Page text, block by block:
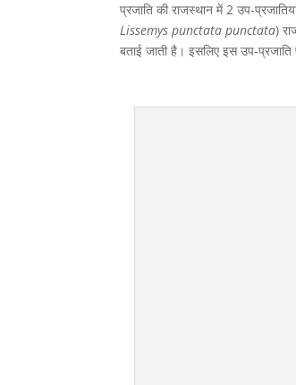
प्रजाति की राजस्थान में 2 उप-
Lissemys punctata punctata)
बताई जाती है। इसलिए इस उप-